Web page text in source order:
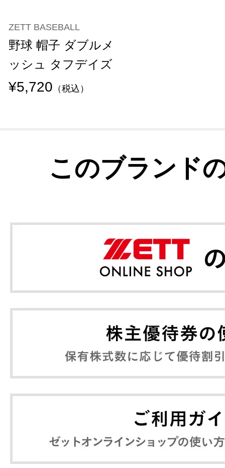
ZETT BASEBALL
野球 帽子 ダブルメ
ッシュ タフデイズ
¥5,720 （税込）
このブランド